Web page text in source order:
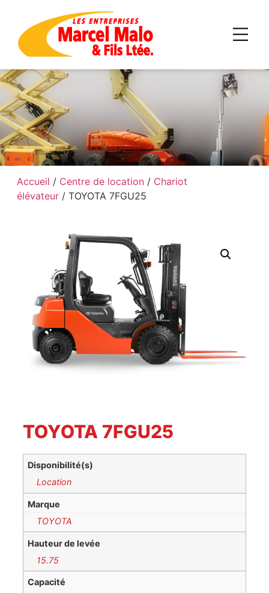
Accueil / Centre de location/ Chariot
élévateur/ TOYOTA 7FGU25
TOYOTA 7FGU25
Disponibilité(s)
Location
Marque
TOYOTA
Hauteur de levée
15.75
Capacité